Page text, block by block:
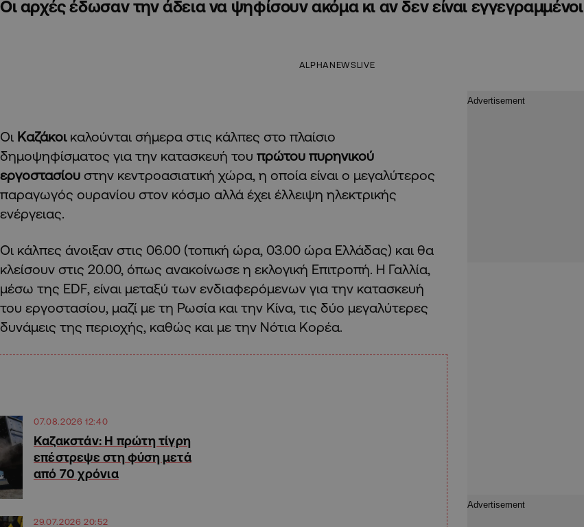
Οι αρχές έδωσαν την άδεια να ψηφίσουν ακόμα κι αν δεν είναι εγγεγραμμένοι
ALPHANEWSLIVE
Οι Καζάκοικαλούνται σήμερα στις κάλπες στο πλαίσιο
δημοψηφίσματος για την κατασκευή του πρώτου πυρηνικού
εργοστασίου στην κεντροασιατική χώρα, η οποία είναι ο μεγαλύτερος
παραγωγός ουρανίου στον κόσμο αλλά έχει έλλειψη ηλεκτρικής
ενέργειας.
Οι κάλπες άνοιξαν στις 06.00 (τοπική ώρα, 03.00 ώρα Ελλάδας) και θα
κλείσουν στις 20.00, όπως ανακοίνωσε η εκλογική Επιτροπή. Η Γαλλία,
μέσω της EDF, είναι μεταξύ των ενδιαφερόμενων για την κατασκευή
του εργοστασίου, μαζί με τη Ρωσία και την Κίνα, τις δύο μεγαλύτερες
δυνάμεις της περιοχής, καθώς και με την Νότια Κορέα.
07.08.2026 12:40
Καζακστάν: Η πρώτη τίγρη
επέστρεψε στη φύση μετά
από 70 χρόνια
29.07.2026 20:52